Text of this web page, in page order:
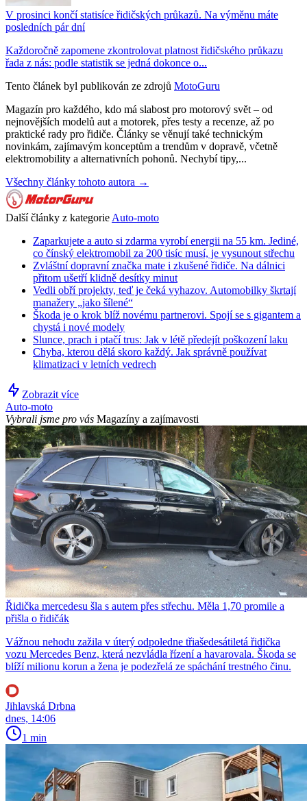
V prosinci končí statisíce řidičských průkazů. Na výměnu máte
posledních pár dní
Každoročně zapomene zkontrolovat platnost řidičského průkazu
řada z nás: podle statistik se jedná dokonce o...
Tento článek byl publikován ze zdrojů MotoGuru
Magazín pro každého, kdo má slabost pro motorový svět – od
nejnovějších modelů aut a motorek, přes testy a recenze, až po
praktické rady pro řidiče. Články se věnují také technickým
novinkám, zajímavým konceptům a trendům v dopravě, včetně
elektromobility a alternativních pohonů. Nechybí tipy,...
Všechny články tohoto autora →
Další články z kategorie Auto-moto
Zaparkujete a auto si zdarma vyrobí energii na 55 km. Jediné,
co čínský elektromobil za 200 tisíc musí, je vysunout střechu
Zvláštní dopravní značka mate i zkušené řidiče. Na dálnici
přitom ušetří klidně desítky minut
Vedli obří projekty, teď je čeká vyhazov. Automobilky škrtají
manažery „jako šílené“
Škoda je o krok blíž novému partnerovi. Spojí se s gigantem a
chystá i nové modely
Slunce, prach i ptačí trus: Jak v létě předejít poškození laku
Chyba, kterou dělá skoro každý. Jak správně používat
klimatizaci v letních vedrech
Zobrazit více
Auto-moto
Vybrali jsme pro vás Magazíny a zajímavosti
Řidička mercedesu šla s autem přes střechu. Měla 1,70 promile a
přišla o řidičák
Vážnou nehodu zažila v úterý odpoledne třiašedesátiletá řidička
vozu Mercedes Benz, která nezvládla řízení a havarovala. Škoda se
blíží milionu korun a žena je podezřelá ze spáchání trestného činu.
Jihlavská Drbna
dnes, 14:06
1 min